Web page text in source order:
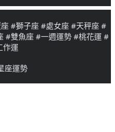
#獅子座 #處女座 #天秤座 #
#雙魚座 #一週運勢 #桃花運 #
作運
座運勢